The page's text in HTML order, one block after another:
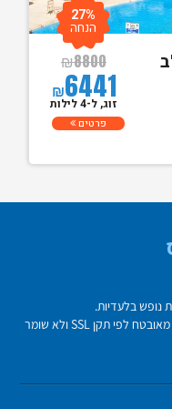
₪8800
₪6441
27%
הנחה
זוג, ל-4 לילות
פרטים
נופש בלעדיות.
הזמנה באתר ללא חיוב, התשלום במלון. הוטלס מאובטח לפי תקן SSL ולא שומר